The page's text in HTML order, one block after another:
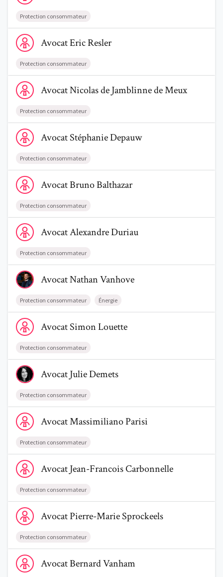
Trouve un avocat
Qui sommes-nous
Une start-up 100% indépendante
Protection consommateur
Voir le profil de AvocatEric Resler
AvocatEricResler
Protection consommateur
Voir le profil de AvocatNicolas de Jamblinne de Meux
AvocatNicolasde Jamblinne de Meux
Protection consommateur
Voir le profil de AvocatStéphanie Depauw
AvocatStéphanieDepauw
Protection consommateur
Voir le profil de AvocatBruno Balthazar
AvocatBrunoBalthazar
Protection consommateur
Voir le profil de AvocatAlexandre Duriau
AvocatAlexandreDuriau
Protection consommateur
Voir le profil de AvocatNathan Vanhove
AvocatNathanVanhove
Protection consommateur Énergie
Voir le profil de AvocatSimon Louette
AvocatSimonLouette
Protection consommateur
Voir le profil de AvocatJulie Demets
AvocatJulieDemets
Protection consommateur
Voir le profil de AvocatMassimiliano Parisi
AvocatMassimilianoParisi
Protection consommateur
Voir le profil de AvocatJean-Francois Carbonnelle
AvocatJean-FrancoisCarbonnelle
Protection consommateur
Voir le profil de AvocatPierre-Marie Sprockeels
AvocatPierre-MarieSprockeels
Protection consommateur
Voir le profil de AvocatBernard Vanham
AvocatBernardVanham